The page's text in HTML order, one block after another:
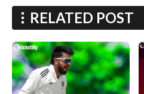
RELATED POST